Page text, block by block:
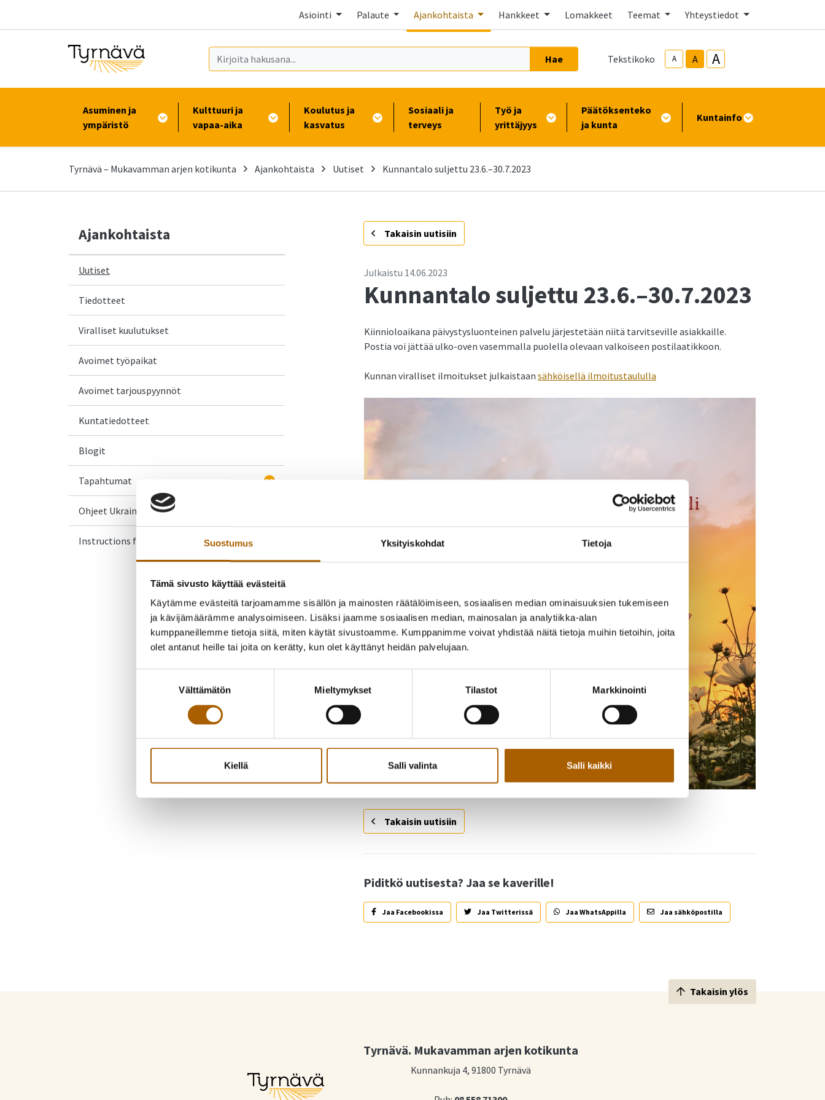
Suostumus Yksityiskohdat Tietoja
Tämä sivusto käyttää evästeitä
Käytämme evästeitä tarjoamamme sisällön ja mainosten räätälöimiseen, sosiaalisen median ominaisuuksien tukemiseen
ja kävijämäärämme analysoimiseen. Lisäksi jaamme sosiaalisen median, mainosalan ja analytiikka-alan
kumppaneillemme tietoja siitä, miten käytät sivustoamme. Kumppanimme voivat yhdistää näitä tietoja muihin tietoihin, joita
olet antanut heille tai joita on kerätty, kun olet käyttänyt heidän palvelujaan.
Välttämätön Mieltymykset Tilastot Markkinointi
Kiellä Salli valinta Salli kaikki
Asiointi Palaute Ajankohtaista Hankkeet Lomakkeet Teemat Yhteystiedot
Hae Tekstikoko A A A
Asuminen ja
ympäristö
Kulttuuri ja
vapaa-aika
Koulutus ja
kasvatus
Sosiaali ja
terveys
Työ ja
yrittäjyys
Päätöksenteko
ja kunta
Kuntainfo
Tyrnävä – Mukavamman arjen kotikunta Ajankohtaista Uutiset Kunnantalo suljettu 23.6.–30.7.2023
Ajankohtaista
Uutiset
Tiedotteet
Viralliset kuulutukset
Avoimet työpaikat
Avoimet tarjouspyynnöt
Kuntatiedotteet
Blogit
Tapahtumat
Ohjeet Ukrainasta saapuville
Instructions for Ukrainian arrivals
- Takaisin uutisiin
Julkaistu 14.06.2023
Kunnantalo suljettu 23.6.–30.7.2023
Kiinnioloaikana päivystysluonteinen palvelu järjestetään niitä tarvitseville asiakkaille.
Postia voi jättää ulko-oven vasemmalla puolella olevaan valkoiseen postilaatikkoon.
Kunnan viralliset ilmoitukset julkaistaan sähköisellä ilmoitustaululla
Takaisin uutisiin
Piditkö uutisesta? Jaa se kaverille!
Jaa Facebookissa Jaa Twitterissä Jaa WhatsAppilla Jaa sähköpostilla
Tyrnävä. Mukavamman arjen kotikunta
Kunnankuja 4, 91800 Tyrnävä
Takaisin ylös